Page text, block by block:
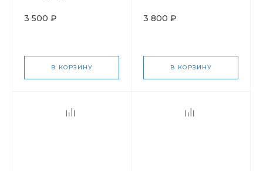
перчаток и носков.
3 500 ₽
В КОРЗИНУ
усиленный по краям
3 800 ₽
В КОРЗИНУ